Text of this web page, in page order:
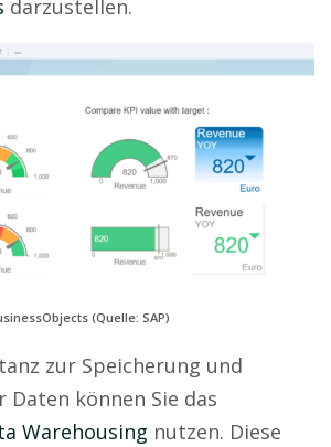
darzustellen.
(Quelle: SAP)
zur Speicherung und
Daten können Sie das
Warehousing nutzen. Diese